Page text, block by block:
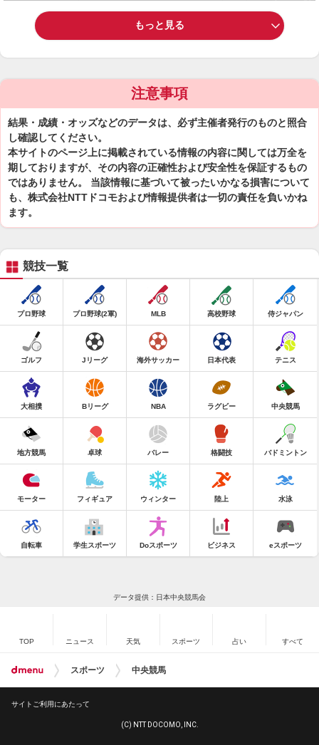
もっと見る
注意事項
結果・成績・オッズなどのデータは、必ず主催者発行のものと照合
し確認してください。
本サイトのページ上に掲載されている情報の内容に関しては万全を
期しておりますが、その内容の正確性および安全性を保証するもの
ではありません。 当該情報に基づいて被ったいかなる損害について
も、株式会社NTTドコモおよび情報提供者は一切の責任を負いかね
ます。
競技一覧
プロ野球 プロ野球(2軍) MLB 高校野球 侍ジャパン
ゴルフ Jリーグ 海外サッカー 日本代表 テニス
大相撲 Bリーグ NBA ラグビー 中央競馬
地方競馬 卓球 バレー 格闘技 バドミントン
モーター フィギュア ウィンター 陸上 水泳
自転車 学生スポーツ Doスポーツ ビジネス eスポーツ
データ提供：日本中央競馬会
TOP ニュース 天気 スポーツ 占い すべて
スポーツ 中央競馬
サイトご利用にあたって
(C) NTT DOCOMO, INC.